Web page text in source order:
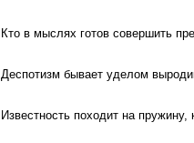
Кто в мыслях готов совершить
Деспотизм бывает уделом
Известность походит на пружину,